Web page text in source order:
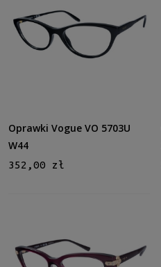
Oprawki Vogue VO 5703U
W44
352,00 zł